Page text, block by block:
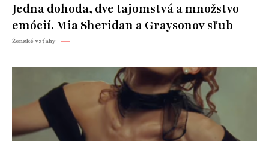
Jedna dohoda, dve tajomstvá a množstvo
emócií. Mia Sheridan a Graysonov sľub
Ženské vzťahy